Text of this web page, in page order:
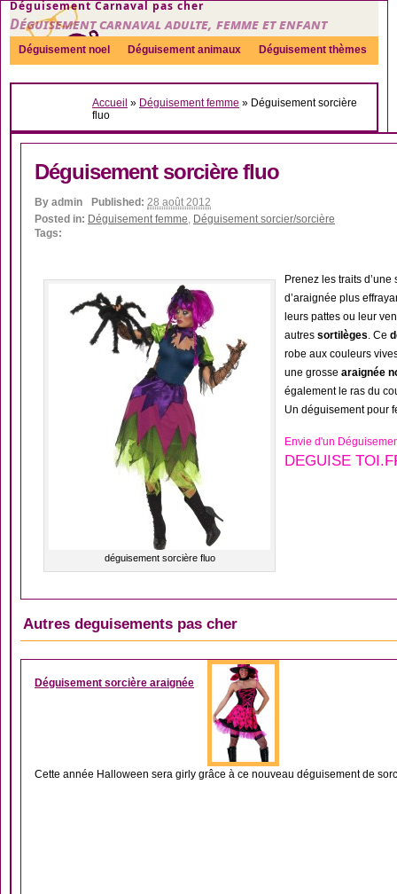
Déguisement Carnaval pas cher
Déguisement carnaval adulte, femme et enfant
Déguisement noel Déguisement animaux Déguisement thèmes
Sexy Déguisement couple Déguisements par genre Idées
Accueil » Déguisement femme » Déguisement sorcière
fluo
Déguisement sorcière fluo
By admin Published: 28 août 2012
Posted in: Déguisement femme, Déguisement sorcier/sorcière
Tags:
déguisement sorcière fluo
Prenez les traits
d’araignée plus
leurs pattes ou leur
autres sortilèges. Ce
robe aux couleurs
une grosse araignée
également le ras du
Un déguisement pour
Envie d'un
DEGUISE
Autres deguisements pas cher
DÉGUISEMENT
Déguisement sorcière araignée
Cette année Halloween sera girly grâce à ce nouveau déguisement de